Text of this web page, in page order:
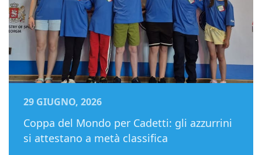
29 GIUGNO, 2026
Coppa del Mondo per Cadetti: gli azzurrini
si attestano a metà classifica